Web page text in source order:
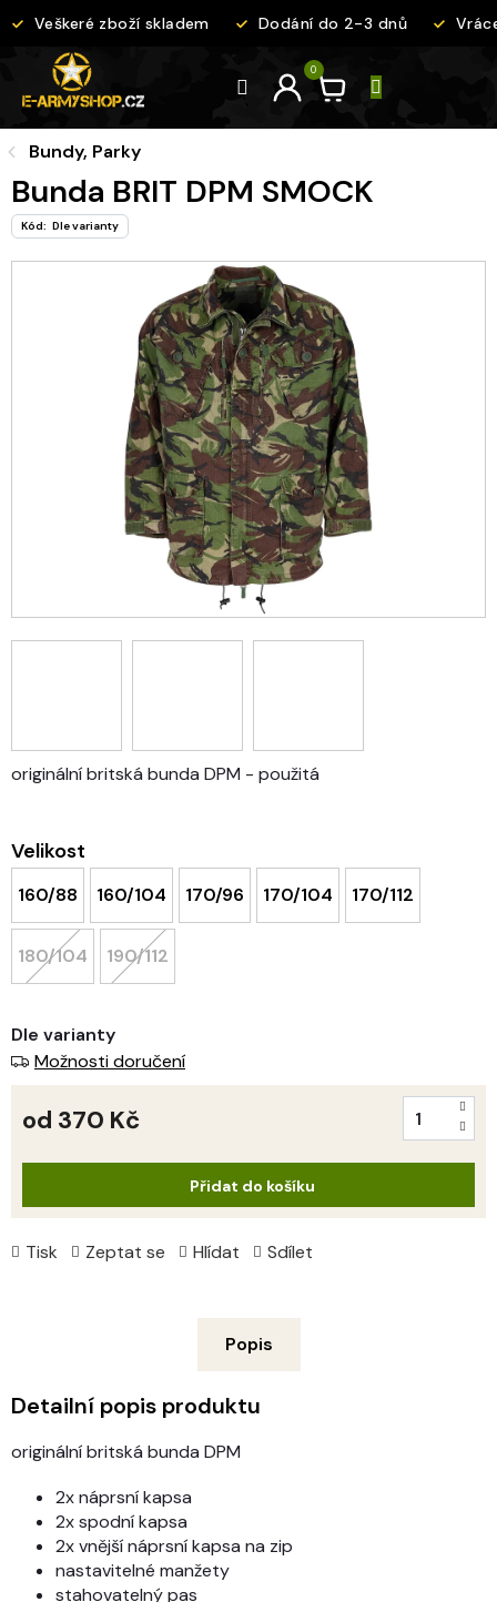
na
Veškeré zboží skladem Dodání do 2-3 dnů
Bundy, Parky
Bunda BRIT DPM SMOCK
Kód: Dle varianty
Velikost
160/88 160/104 170/96 170/104 170/112
180/104 190/112
originální britská bunda DPM - použitá
Tisk Zeptat se Hlídat Sdílet
Dle varianty
Možnosti doručení
od 370 Kč
Přidat do košíku
Popis
Detailní popis produktu
originální britská bunda DPM
2x náprsní kapsa
2x spodní kapsa
2x vnější náprsní kapsa na zip
nastavitelné manžety
stahovatelný pas